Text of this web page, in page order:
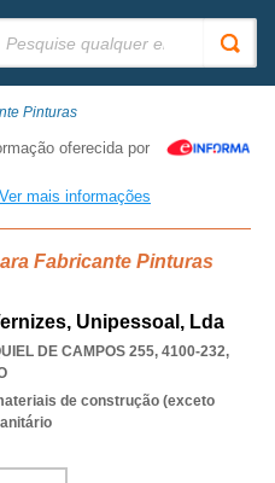
Pinturas
oferecida por
Ver mais informações
Fabricante Pinturas
Unipessoal, Lda
DE CAMPOS 255, 4100-232,
de construção (exceto